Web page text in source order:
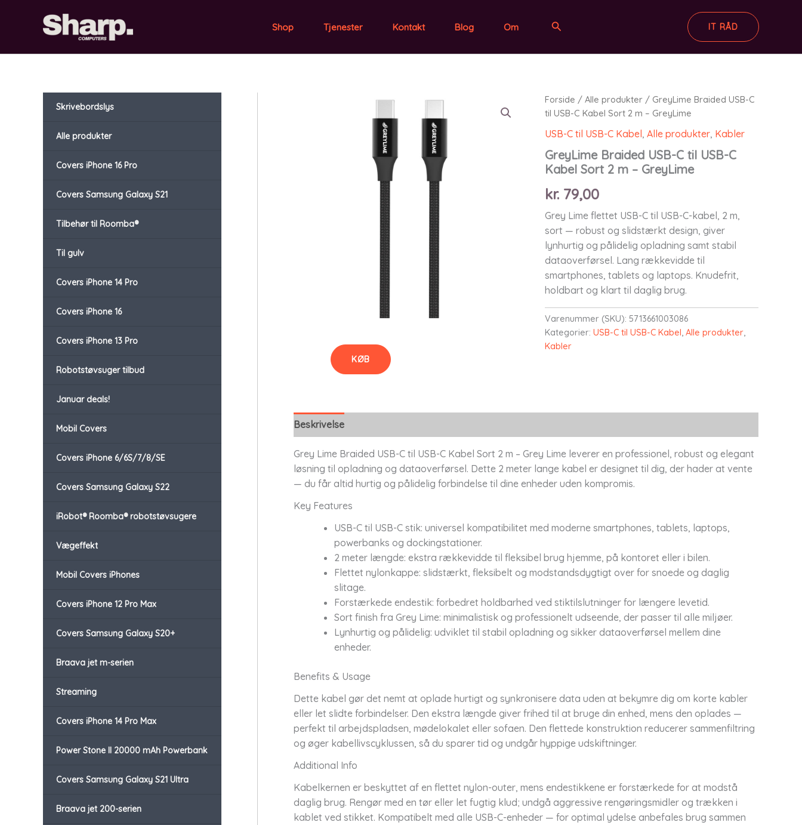
Shop Tjenester Kontakt Blog Om Søg IT RÅD
Skrivebordslys
Alle produkter
Covers iPhone 16 Pro
Covers Samsung Galaxy S21
Tilbehør til Roomba®
Til gulv
Covers iPhone 14 Pro
Covers iPhone 16
Covers iPhone 13 Pro
Robotstøvsuger tilbud
Januar deals!
Mobil Covers
Covers iPhone 6/6S/7/8/SE
Covers Samsung Galaxy S22
iRobot® Roomba® robotstøvsugere
Vægeffekt
Mobil Covers iPhones
Covers iPhone 12 Pro Max
Covers Samsung Galaxy S20+
Braava jet m-serien
Streaming
Covers iPhone 14 Pro Max
Power Stone II 20000 mAh Powerbank
Covers Samsung Galaxy S21 Ultra
Braava jet 200-serien
Forside / Alle produkter/ GreyLime Braided USB-C
til USB-C Kabel Sort 2 m – GreyLime
USB-C til USB-C Kabel Alle produkter, Kabler
GreyLime Braided USB-C til USB-C
Kabel Sort 2 m – GreyLime
kr.79,00
Grey Lime flettet USB-C til USB-C-kabel, 2 m,
sort — robust og slidstærkt design, giver
lynhurtig og pålidelig opladning samt stabil
dataoverførsel. Lang rækkevidde til
smartphones, tablets og laptops. Knudefrit,
holdbart og klart til daglig brug.
Varenummer (SKU): 5713661003086
Kategorier: USB-C til USB-C Kabel, Alle produkter,
Kabler
KØB
Beskrivelse
Grey Lime Braided USB-C til USB-C Kabel Sort 2 m – Grey Lime leverer en professionel, robust og elegant
løsning til opladning og dataoverførsel. Dette 2 meter lange kabel er designet til dig, der hader at vente
— du får altid hurtig og pålidelig forbindelse til dine enheder uden kompromis.
Key Features
USB-C til USB-C stik: universel kompatibilitet med moderne smartphones, tablets, laptops,
powerbanks og dockingstationer.
2 meter længde: ekstra rækkevidde til fleksibel brug hjemme, på kontoret eller i bilen.
Flettet nylonkappe: slidstærkt, fleksibelt og modstandsdygtigt over for snoede og daglig
slitage.
Forstærkede endestik: forbedret holdbarhed ved stiktilslutninger for længere levetid.
Sort finish fra Grey Lime: minimalistisk og professionelt udseende, der passer til alle miljøer.
Lynhurtig og pålidelig: udviklet til stabil opladning og sikker dataoverførsel mellem dine
enheder.
Benefits & Usage
Dette kabel gør det nemt at oplade hurtigt og synkronisere data uden at bekymre dig om korte kabler
eller let slidte forbindelser. Den ekstra længde giver frihed til at bruge din enhed, mens den oplades —
perfekt til arbejdspladsen, mødelokalet eller sofaen. Den flettede konstruktion reducerer sammenfiltring
og øger kabellivscyklussen, så du sparer tid og undgår hyppige udskiftninger.
Additional Info
Kabelkernen er beskyttet af en flettet nylon-outer, mens endestikkene er forstærkede for at modstå
daglig brug. Rengør med en tør eller let fugtig klud; undgå aggressive rengøringsmidler og trækken i
kablet ved stikket. Kompatibelt med alle USB-C-enheder — for optimal ydelse anbefales brug sammen